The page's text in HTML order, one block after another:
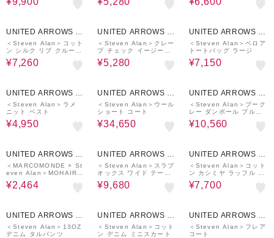
UNITED ARROWS O
UTLET
＜Steven Alan＞コット
ン シルク リブ クルーネ
ック カットソー
¥7,260
UNITED ARROWS O
UTLET
＜Steven Alan＞クレー
プ チェック イージーパ
ンツ
¥5,280
UNITED ARROWS O
UTLET
＜Steven Alan＞ベロア
トートバッグ ラージ
¥7,150
UNITED ARROWS O
UTLET
＜Steven Alan＞ラメ
ニット ベスト
¥4,950
UNITED ARROWS O
UTLET
＜Steven Alan＞ウール
ショート コート
¥34,650
UNITED ARROWS O
UTLET
＜Steven Alan＞ブーク
レー ダンボール プルオ
ーバー
¥10,560
UNITED ARROWS O
UTLET
＜MARCOMONDE × St
even Alan＞MOHAIR
MIX SOCKS/ソックス
¥2,464
UNITED ARROWS O
UTLET
＜Steven Alan＞スラブ
オックス ワイド テーパ
ードパンツ
¥9,680
UNITED ARROWS O
UTLET
＜Steven Alan＞コット
ン カシミヤ ラッフル ニ
ットベスト
¥7,700
UNITED ARROWS O
UTLET
＜Steven Alan＞13OZ
デニム タルパンツ
UNITED ARROWS O
UTLET
＜Steven Alan＞コット
ン デニム ミニスカート
UNITED ARROWS O
UTLET
＜Steven Alan＞フレア
コート